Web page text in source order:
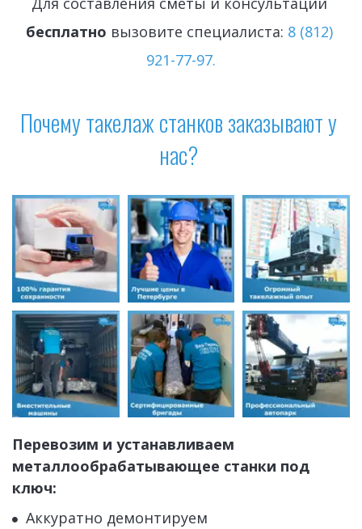
бесплатно вызовите специалиста: 8 (812)
921-77-97.
Почему такелаж станков заказывают у
нас?
Перевозим и устанавливаем
металлообрабатывающее станки под
ключ: